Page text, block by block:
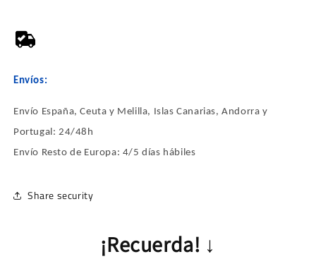
Envíos:
Envío España, Ceuta y Melilla, Islas Canarias, Andorra y
Portugal: 24/48h
Envío Resto de Europa: 4/5 días hábiles
Share security
¡Recuerda! ↓